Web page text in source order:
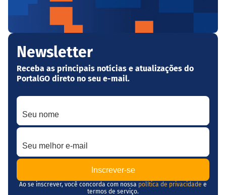
Newsletter
Receba as principais notícias e atualizações do
PortalGO direto no seu e-mail.
Seu nome
Seu melhor e-mail
Ao se inscrever, você concorda com nossa política de privacidade e
termos de serviço.